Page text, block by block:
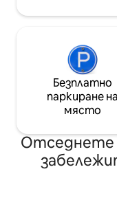
Безплатно
паркиране на
място
Отседнете